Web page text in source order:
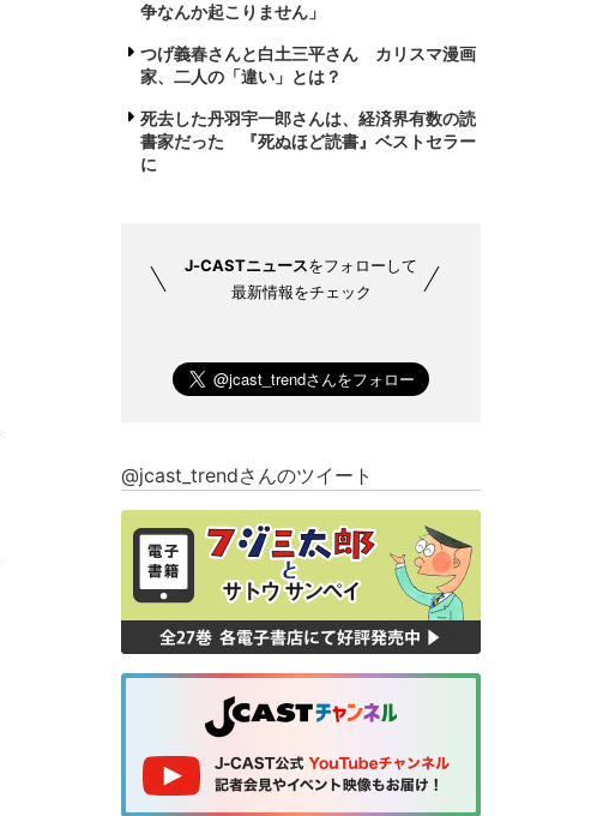
争なんか起こりません」
つげ義春さんと白土三平さん カリスマ漫画
家、二人の「違い」とは？
死去した丹羽宇一郎さんは、経済界有数の読
書家だった 『死ぬほど読書』ベストセラー
に
J-CASTニュースをフォローして
最新情報をチェック
@jcast_trendさんのツイート